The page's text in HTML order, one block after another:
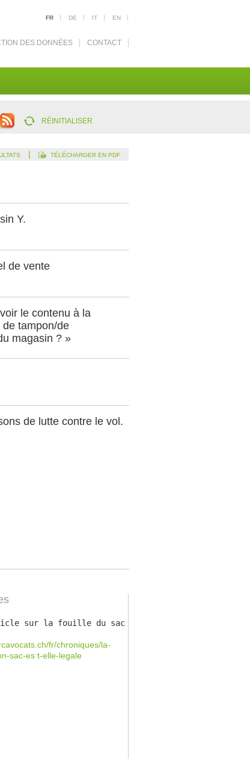
FR DE IT EN
DES DONNÉES CONTACT
RÉINITIALISER
| TÉLÉCHARGER EN PDF
Y.
de vente
le contenu à la
tampon/de
magasin ? »
de lutte contre le vol.
art. 4 LPD licéité, proportionnalité
sur la fouille du sac dans la chronique de
fr/chroniques/la-
sac-es t-elle-legale